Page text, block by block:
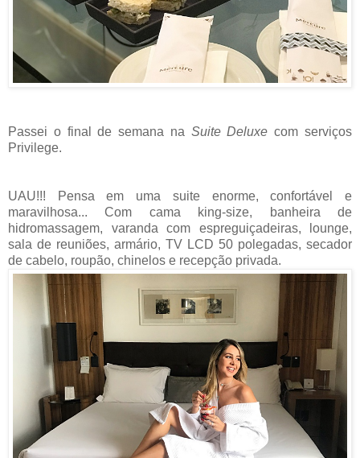
Passei o final de semana na Suite Deluxe com serviços
Privilege.
UAU!!! Pensa em uma suite enorme, confortável e
maravilhosa... Com cama king-size, banheira de
hidromassagem, varanda com espreguiçadeiras, lounge,
sala de reuniões, armário, TV LCD 50 polegadas, secador
de cabelo, roupão, chinelos e recepção privada.